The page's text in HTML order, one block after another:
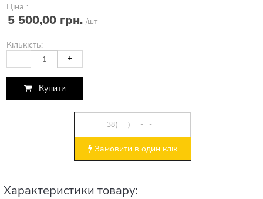
Ціна :
5 500,00 грн. /шт
Кількість:
- +
Купити
Замовити в один клік
Характеристики товару: